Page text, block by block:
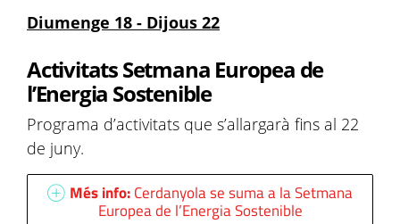
Diumenge 18 - Dijous 22
Activitats Setmana Europea de
l’Energia Sostenible
Programa d’activitats que s’allargarà fins al 22
de juny.
Més info:Cerdanyola se suma a la Setmana
Europea de l’Energia Sostenible